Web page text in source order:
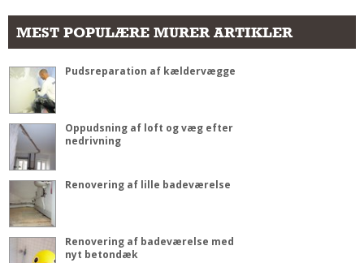
MEST POPULÆRE MURER ARTIKLER
Pudsreparation af kældervægge
Oppudsning af loft og væg efter
nedrivning
Renovering af lille badeværelse
Renovering af badeværelse med
nyt betondæk